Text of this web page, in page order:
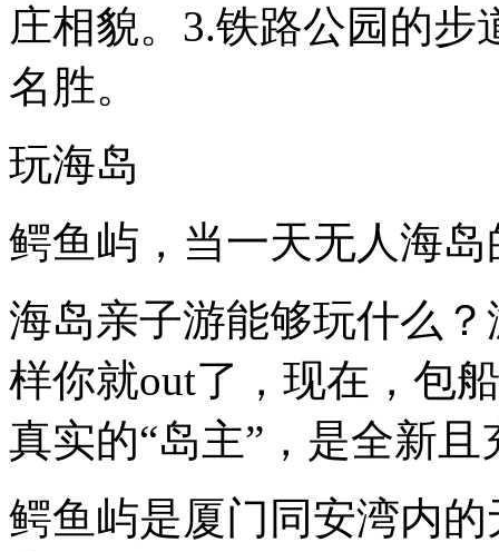
庄相貌。3.铁路公园的步
名胜。
玩海岛
鳄鱼屿，当一天无人海
海岛亲子游能够玩什么
样你就out了，现在，包
真实的“岛主”，是全新
鳄鱼屿是厦门同安湾内